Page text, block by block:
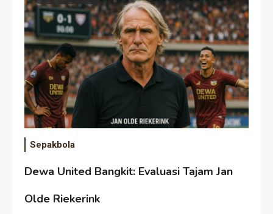
Event Besar
Sepakbola
Dewa United Bangkit: Evaluasi Tajam Jan
Olde Riekerink